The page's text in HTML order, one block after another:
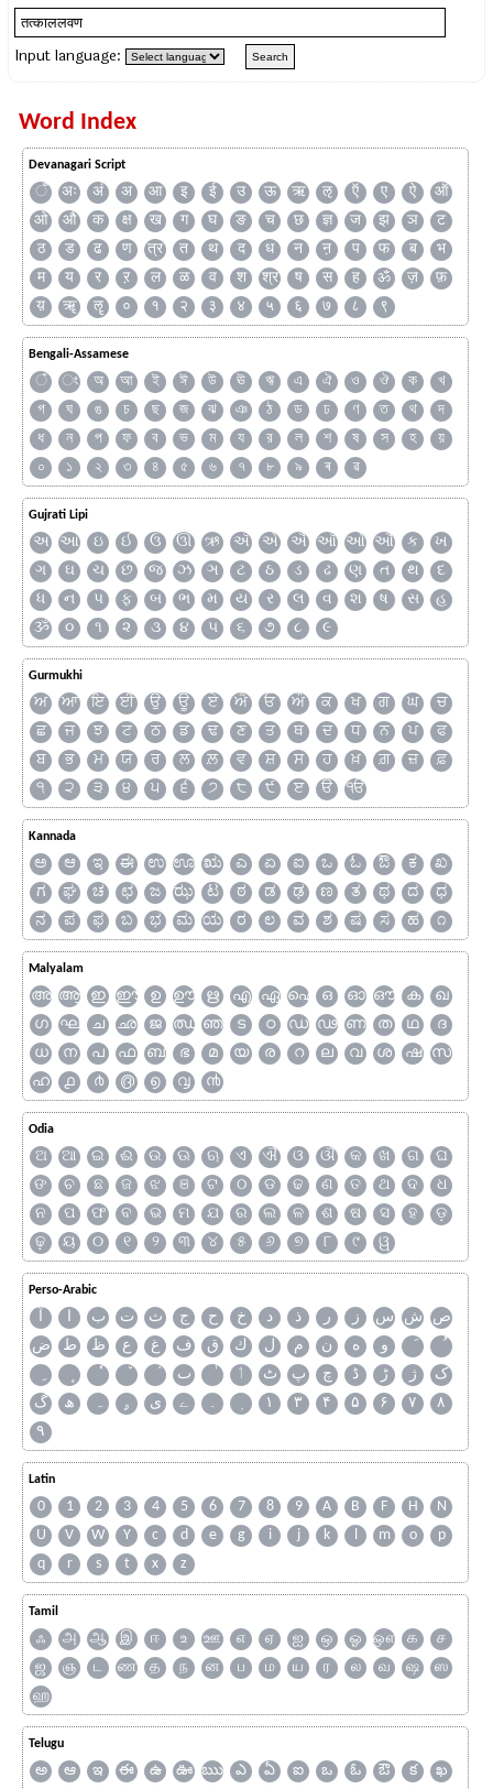
Input language:
Word Index
Devanagari Script
ँ अः अं अ आ इ ई उ ऊ ऋ ऌ ऍ ए ऐ
ऑ
ओ
औ क क्ष ख ग घ ङ च छ ज्ञ ज झ ञ
ट
ठ
ड ढ ण त्र त थ द ध न ऩ प फ ब
भ
म
य र ऱ ल ळ व श श्र ष स ह ॐ ज़
फ़
य़
ॠ ॡ ० १ २ ३ ४ ५ ६ ७ ८ ९
Bengali-Assamese
ঁ ং অ আ ই ঈ উ ঊ ঋ এ ঐ ও ঔ ক
খ
গ
ঘ ঙ চ ছ জ ঝ ঞ ঠ ড ঢ ণ ত থ
দ
ধ
ন প ফ ব ভ ম য র ল শ ষ স হ
য়
০
১ ২ ৩ ৪ ৫ ৬ ৭ ৮ ৯ ৰ ৱ
Gujrati Lipi
અ આ ઇ ઈ ઉ ઊ ઋ ઍ એ ઐ ઑ ઓ ઔ ક
ખ
ગ
ઘ ચ છ જ ઝ ઞ ટ ઠ ડ ઢ ણ ત થ
દ
ધ
ન પ ફ બ ભ મ ય ર લ વ શ ષ સ
હ
ૐ
૦ ૧ ૨ ૩ ૪ ૫ ૬ ૭ ૮ ૯
Gurmukhi
ਅ ਆ ਇ ਈ ਉ ਊ ਏ ਐ ਓ ਔ ਕ ਖ ਗ ਘ
ਚ
ਛ
ਜ ਝ ਟ ਠ ਡ ਢ ਣ ਤ ਥ ਦ ਧ ਨ ਪ
ਫ
ਬ
ਭ ਮ ਯ ਰ ਲ ਲ਼ ਵ ਸ਼ ਸ ਹ ਖ਼ ਗ਼ ਜ਼
ਫ਼
੧
੨ ੩ ੪ ੫ ੬ ੭ ੮ ੯ ੲ ੳ ੴ
Kannada
ಅ ಆ ಇ ಈ ಉ ಊ ಋ ಎ ಏ ಐ ಒ ಓ ಔ ಕ
ಖ
ಗ
ಘ ಚ ಛ ಜ ಝ ಟ ಠ ಡ ಢ ಣ ತ ಥ ದ
ಧ
ನ
ಪ ಫ ಬ ಭ ಮ ಯ ರ ಲ ವ ಶ ಷ ಸ ಹ ೧
Malyalam
അ ആ ഇ ഈ ഉ ഊ ഋ എ ഏ ഐ ഒ ഓ ഔ ക
ഖ
ഗ
ഘ ച ഛ ജ ഝ ഞ ട ഠ ഡ ഢ ണ ത ഥ
ദ
ധ
ന പ ഫ ബ ഭ മ യ ര റ ല വ ശ ഷ
സ
ഹ
൧ ൪ ൫ ൭ ൮ ൯
Odia
ଅ ଆ ଇ ଈ ଉ ଊ ଋ ଏ ଐ ଓ ଔ କ ଖ ଗ
ଘ
ଙ
ଚ ଛ ଜ ଝ ଞ ଟ ଠ ଡ ଢ ଣ ତ ଥ ଦ
ଧ
ନ
ପ ଫ ବ ଭ ମ ଯ ର ଲ ଳ ଶ ଷ ସ ହ
ଡ଼
ଢ଼
ୟ ୦ ୧ ୨ ୩ ୪ ୫ ୬ ୭ ୮ ୯ ୱ
Perso-Arabic
آ ا ب ت ث ج ح خ د ذ ر ز س ش ص
ض
ط ظ ع غ ف ق ك ل م ن ه
و
ٮ
ٲ ٹ پ چ ڈ ڑ ژ
ک
گ
ھ ہ ۄ ی ے ۔ ۱ ۳ ۴ ۵ ۶ ۷
۸
۹
Latin
0 1 2 3 4 5 6 7 8 9 A B F H
N
U
V W Y c d e g i j k l m o
p
q
r s t x z
Tamil
ஃ அ ஆ இ ஈ உ ஊ எ ஏ ஐ ஒ ஓ ஔ க
ச
ஜ
ஞ ட ண த ந ன ப ம ய ர ல வ ஷ
ஸ
ஹ
Telugu
అ ఆ ఇ ఈ ఉ ఊ ఋ ఎ ఏ ఐ ఒ ఓ ఔ క
ఖ